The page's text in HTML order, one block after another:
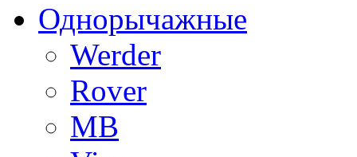
Однорычажные
Werder
Rover
MB